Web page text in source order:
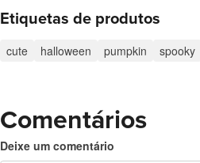
Etiquetas de produtos
cute halloween pumpkin spooky
Comentários
Deixe um comentário